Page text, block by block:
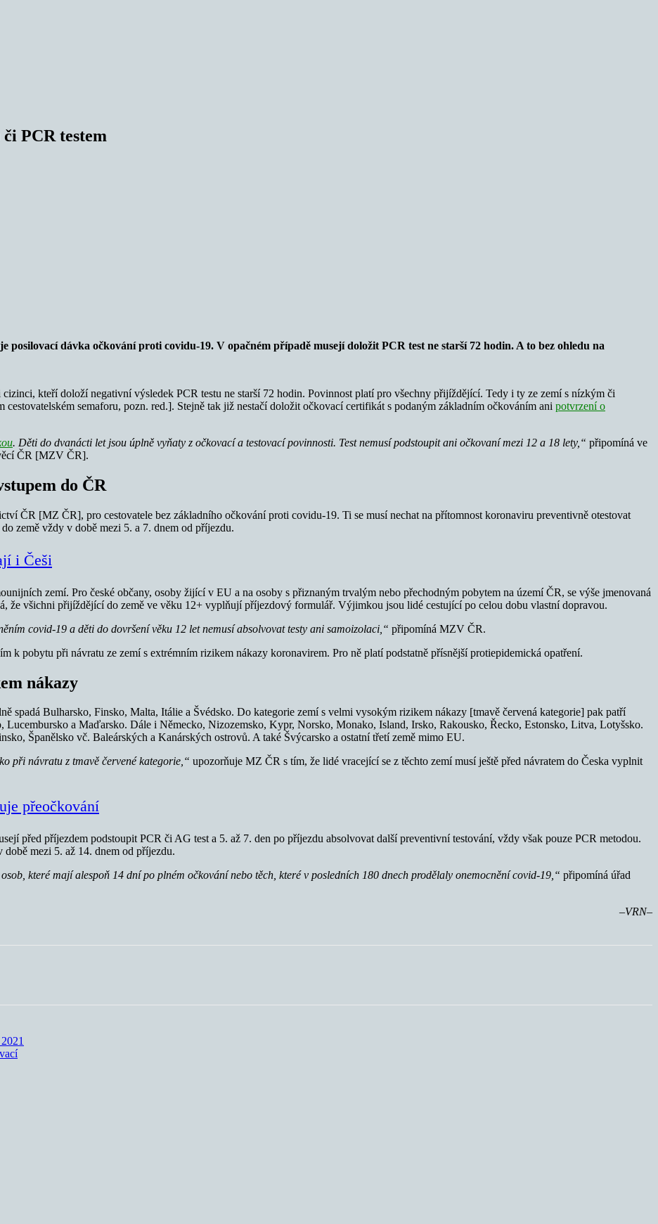
PCR testem
posilovací dávka očkování proti covidu-19. V opačném případě musejí doložit PCR test ne starší 72 hodin. A to bez ohledu na
kteří doloží negativní výsledek PCR testu ne starší 72 hodin. Povinnost platí pro všechny přijíždějící. Tedy i ty ze zemí s nízkým či
cestovatelském semaforu, pozn. red.]. Stejně tak již nestačí doložit očkovací certifikát s podaným základním očkováním ani potvrzení o
. Děti do dvanácti let jsou úplně vyňaty z očkovací a testovací povinnosti. Test nemusí podstoupit ani očkovaní mezi 12 a 18 lety,“ připomíná ve
ČR [MZV ČR].
do ČR
ČR [MZ ČR], pro cestovatele bez základního očkování proti covidu-19. Ti se musí nechat na přítomnost koronaviru preventivně otestovat
země vždy v době mezi 5. a 7. dnem od příjezdu.
i Češi
zemí. Pro české občany, osoby žijící v EU a na osoby s přiznaným trvalým nebo přechodným pobytem na území ČR, se výše jmenovaná
že všichni přijíždějící do země ve věku 12+ vyplňují příjezdový formulář. Výjimkou jsou lidé cestující po celou dobu vlastní dopravou.
covid-19 a děti do dovršení věku 12 let nemusí absolvovat testy ani samoizolaci,“ připomíná MZV ČR.
k pobytu při návratu ze zemí s extrémním rizikem nákazy koronavirem. Pro ně platí podstatně přísnější protiepidemická opatření.
nákazy
spadá Bulharsko, Finsko, Malta, Itálie a Švédsko. Do kategorie zemí s velmi vysokým rizikem nákazy [tmavě červená kategorie] pak patří
a Maďarsko. Dále i Německo, Nizozemsko, Kypr, Norsko, Monako, Island, Irsko, Rakousko, Řecko, Estonsko, Litva, Lotyšsko.
Španělsko vč. Baleárských a Kanárských ostrovů. A také Švýcarsko a ostatní třetí země mimo EU.
při návratu z tmavě červené kategorie,“ upozorňuje MZ ČR s tím, že lidé vracející se z těchto zemí musí ještě před návratem do Česka vyplnit
přeočkování
před příjezdem podstoupit PCR či AG test a 5. až 7. den po příjezdu absolvovat další preventivní testování, vždy však pouze PCR metodou.
mezi 5. až 14. dnem od příjezdu.
které mají alespoň 14 dní po plném očkování nebo těch, které v posledních 180 dnech prodělaly onemocnění covid-19,“ připomíná úřad
–VRN–